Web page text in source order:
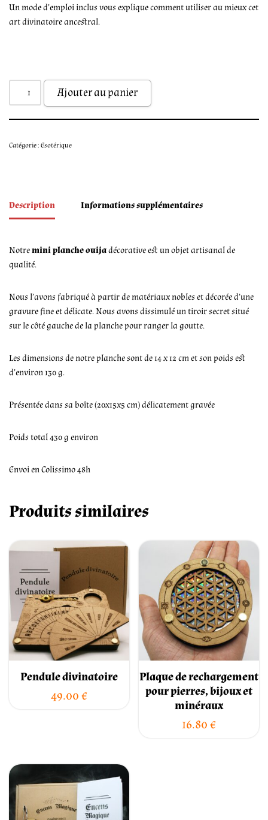
Un mode d’emploi inclus vous explique comment utiliser au mieux cet
art divinatoire ancestral.
Ajouter au panier
Catégorie :Esotérique
Description Informations supplémentaires
Notremini planche ouijadécorative est un objet artisanal de
qualité.
Nous l’avons fabriqué à partir de matériaux nobles et décorée d’une
gravure fine et délicate. Nous avons dissimulé un tiroir secret situé
sur le côté gauche de la planche pour ranger la goutte.
Les dimensions de notre planche sont de 14 x 12 cm et son poids est
d’environ 130 g.
Présentée dans sa boîte (20x15x5 cm) délicatement gravée
Poids total 430 g environ
Envoi en Colissimo 48h
Produits similaires
Pendule divinatoire
49.00€
Plaque de rechargement
pour pierres, bijoux et
minéraux
16.80€